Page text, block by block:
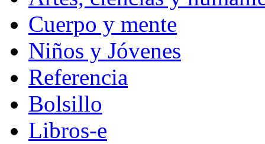
Cuerpo y mente
Niños y Jóvenes
Referencia
Bolsillo
Libros-e